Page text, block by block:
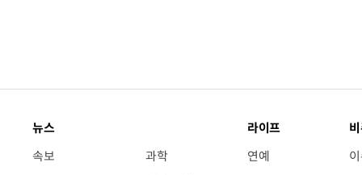
뉴스
속보
과학
라이프
연예